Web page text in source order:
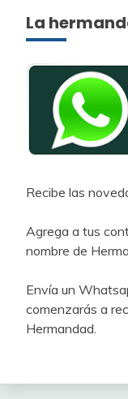
La
Recibe las
Agrega a tus
nombre de
Envía un
comenzarás a
Hermandad.